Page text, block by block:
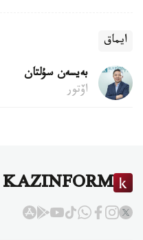
ايماق
بەيسەن سۇلتان
اۆتور
KAZINFORM